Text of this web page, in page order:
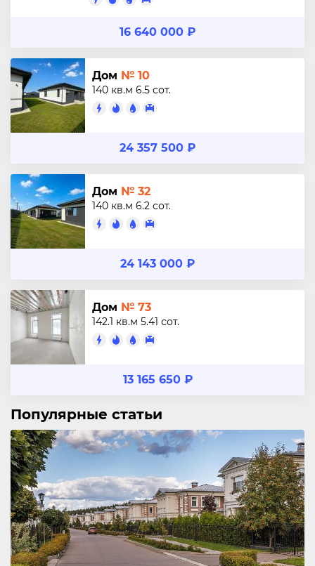
16 640 000 ₽
Дом № 10
140 кв.м 6.5 сот.
24 357 500 ₽
Дом № 32
140 кв.м 6.2 сот.
24 143 000 ₽
Дом № 73
142.1 кв.м 5.41 сот.
13 165 650 ₽
Популярные статьи